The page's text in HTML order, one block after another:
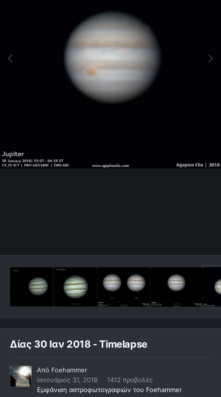
Δίας 30 Ιαν 2018 - Timelapse
Από Foehammer
Ιανουάριος 31, 2018
1412 προβολές
Εμφάνιση αστροφωτογραφιών του Foehammer